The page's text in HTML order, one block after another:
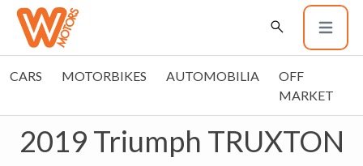
CARS MOTORBIKES AUTOMOBILIA
OFF
MARKET
2019 Triumph TRUXTON